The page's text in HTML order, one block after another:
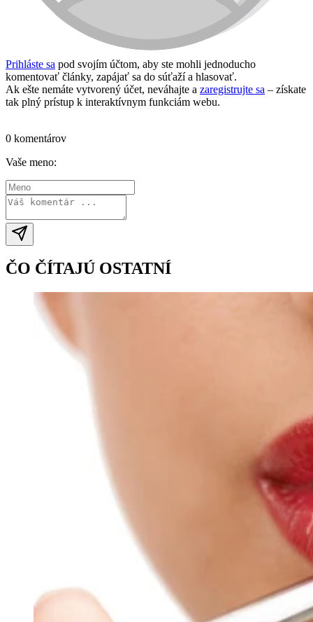
Prihláste sa pod svojím účtom, aby ste mohli jednoducho
komentovať články, zapájať sa do súťaží a hlasovať.
Ak ešte nemáte vytvorený účet, neváhajte a zaregistrujte sa – získate
tak plný prístup k interaktívnym funkciám webu.
0 komentárov
Vaše meno:
ČO ČÍTAJÚ OSTATNÍ